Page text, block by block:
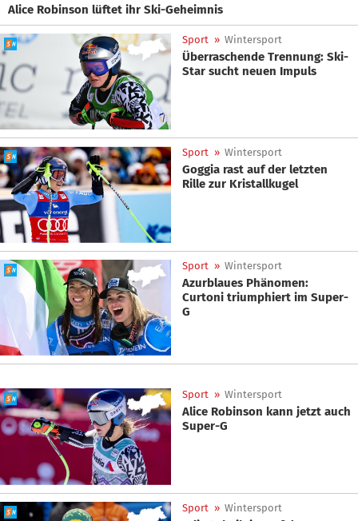
Alice Robinson lüftet ihr Ski-Geheimnis
Sport » Wintersport
Überraschende Trennung: Ski-
Star sucht neuen Impuls
Sport » Wintersport
Goggia rast auf der letzten
Rille zur Kristallkugel
Sport » Wintersport
Azurblaues Phänomen:
Curtoni triumphiert im Super-
G
Sport » Wintersport
Alice Robinson kann jetzt auch
Super-G
Sport » Wintersport